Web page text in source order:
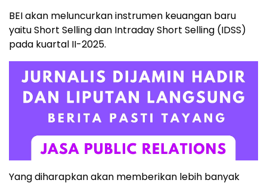
BEI akan meluncurkan instrumen keuangan baru
yaitu Short Selling dan Intraday Short Selling (IDSS)
pada kuartal II-2025.
Yang diharapkan akan memberikan lebih banyak